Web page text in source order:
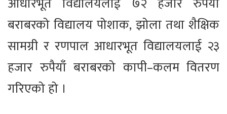
बराबरको विद्यालय पोशाक, झोला तथा शैक्षिक
सामग्री र रणपाल आधारभूत विद्यालयलाई २३
हजार रुपैयाँ बराबरको कापी–कलम वितरण
गरिएको हो ।